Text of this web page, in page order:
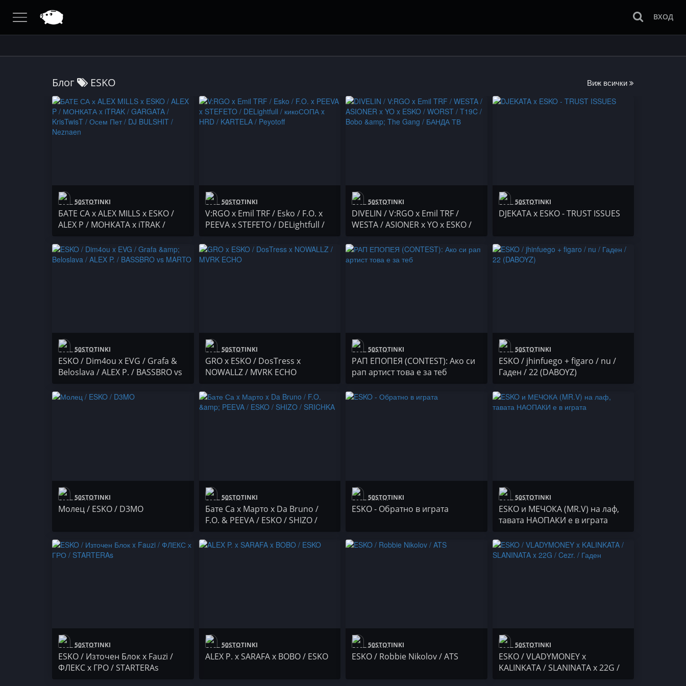
ВХОД
Блог ESKO Виж всички
50STOTINKI
БАТЕ СА х ALEX MILLS x ESKO /
ALEX P / МОНКАТА x iTRAK /
/ DJ BULSHIT / Neznaen
50STOTINKI
V:RGO x Emil TRF / Esko / F.O. x
PEEVA x STEFETO / DELightfull /
Peyotoff
50STOTINKI
DIVELIN / V:RGO x Emil TRF /
WESTA / ASIONER x YO x ESKO /
/ БАНДА ТВ
50STOTINKI
DJEKATA x ESKO - TRUST ISSUES
50STOTINKI
ESKO / Dim4ou x EVG / Grafa &
Beloslava / ALEX P. / BASSBRO vs
50STOTINKI
GRO x ESKO / DosTress x
NOWALLZ / MVRK ECHO
50STOTINKI
РАП ЕПОПЕЯ (CONTEST): Ако си
рап артист това е за теб
50STOTINKI
ESKO / jhinfuego + figaro / nu /
Гаден / 22 (DABOYZ)
50STOTINKI
Молец / ESKO / D3MO
50STOTINKI
Бате Са x Марто x Da Bruno /
F.O. & PEEVA / ESKO / SHIZO /
50STOTINKI
ESKO - Обратно в играта
50STOTINKI
ESKO и МЕЧОКА (MR.V) на лаф,
тавата НАОПАКИ е в играта
50STOTINKI
ESKO / Източен Блок x Fauzi /
ФЛЕКС х ГРО / STARTERAs
50STOTINKI
ALEX P. x SARAFA x BOBO / ESKO
50STOTINKI
ESKO / Robbie Nikolov / ATS
50STOTINKI
ESKO / VLADYMONEY x
KALINKATA / SLANINATA x 22G /